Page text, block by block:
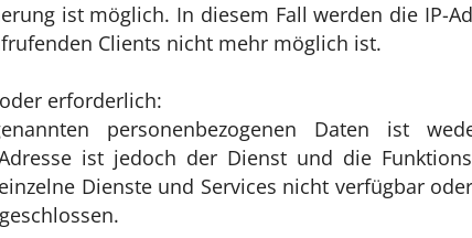
ist möglich. In diesem Fall werden die IP-
Clients nicht mehr möglich ist.
erforderlich:
personenbezogenen Daten ist
ist jedoch der Dienst und die
Dienste und Services nicht verfügbar